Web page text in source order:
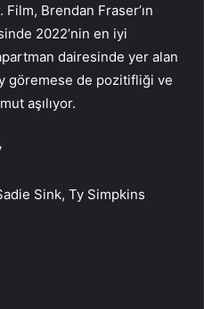
Film, Brendan Fraser’ın
2022’nin en iyi
dairesinde yer alan
göremese de pozitifliği ve
aşılıyor.
Sink, Ty Simpkins